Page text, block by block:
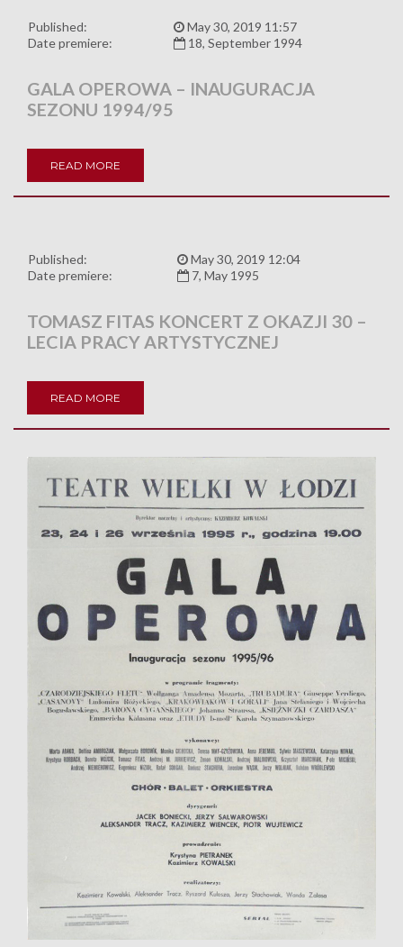
Published:
May 30, 2019 11:57
Date premiere:
18, September 1994
GALA OPEROWA – INAUGURACJA
SEZONU 1994/95
READ MORE
Published:
May 30, 2019 12:04
Date premiere:
7, May 1995
TOMASZ FITAS KONCERT Z OKAZJI 30 –
LECIA PRACY ARTYSTYCZNEJ
READ MORE